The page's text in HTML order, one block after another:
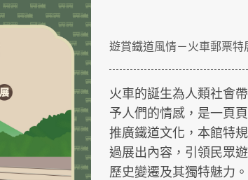
遊賞鐵道風情－火車郵票特
火車的誕生為人類社會
予人們的情感，是一頁
推廣鐵道文化，本館特
過展出內容，引領民眾
歷史變遷及其獨特魅力。